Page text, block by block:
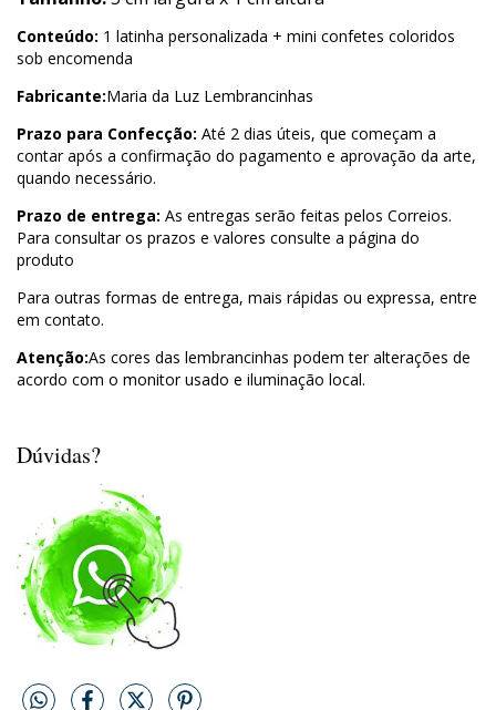
Conteúdo: 1 latinha personalizada + mini confetes coloridos
sob encomenda
Fabricante:Maria da Luz Lembrancinhas
Prazo para Confecção: Até 2 dias úteis, que começam a
contar após a confirmação do pagamento e aprovação da arte,
quando necessário.
Prazo de entrega: As entregas serão feitas pelos Correios.
Para consultar os prazos e valores consulte a página do
produto
Para outras formas de entrega, mais rápidas ou expressa, entre
em contato.
Atenção:As cores das lembrancinhas podem ter alterações de
acordo com o monitor usado e iluminação local.
Dúvidas?